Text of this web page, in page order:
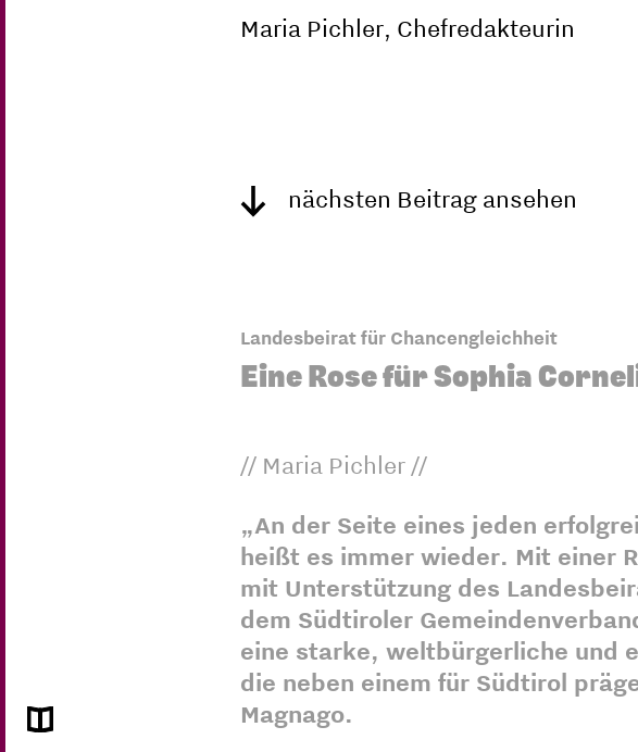
Maria Pichler, Chefredakteurin
nächsten Beitrag ansehen
Landesbeirat für Chancengleichheit
Eine Rose für Sophia
// Maria Pichler //
„An der Seite eines jeden
heißt es immer wieder. Mit einer
mit Unterstützung des
dem Südtiroler
eine starke, weltbürgerliche und
die neben einem für Südtirol
Magnago.